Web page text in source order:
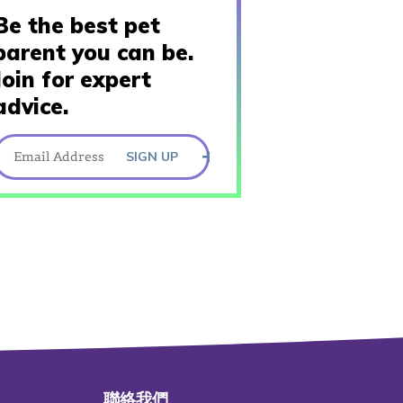
the best pet
you can be.
for expert
SIGN UP